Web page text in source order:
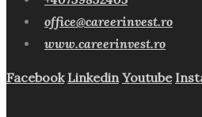
office@careerinvest.ro
www.careerinvest.ro
Facebook Linkedin Youtube